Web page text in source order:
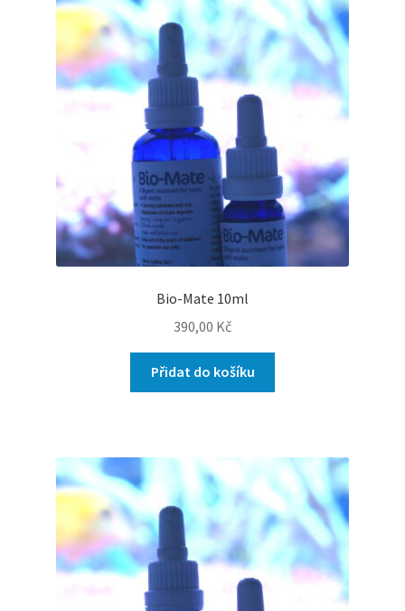
Bio-Mate 10ml
390,00 Kč
Přidat do košíku